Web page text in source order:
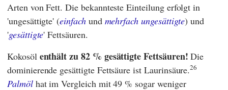
Arten von Fett. Die bekannteste Einteilung erfolgt in
'ungesättigte' (einfachund mehrfach ungesättigte) und
'gesättigte' Fettsäuren.
Kokosöl enthält zu 82 % gesättigte Fettsäuren! Die
dominierende gesättigte Fettsäure ist Laurinsäure.26
Palmölhat im Vergleich mit 49 % sogar weniger